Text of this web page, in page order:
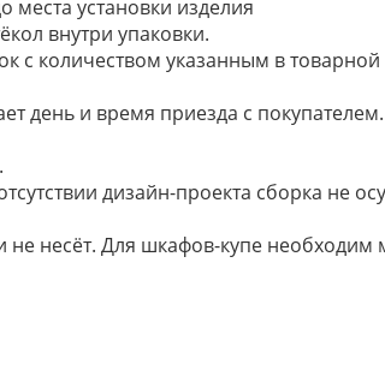
места установки изделия
внутри упаковки.
с количеством указанным в
день и время приезда с покупателем.
дизайн-проекта сборка не
не несёт. Для шкафов-купе